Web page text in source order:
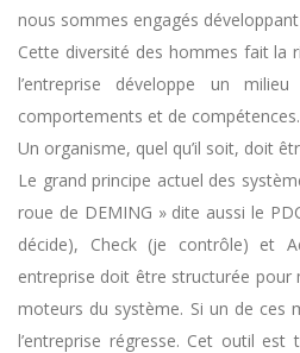
nous sommes engagés développant
Cette diversité des hommes fait la
l’entreprise développe un
comportements et de compétences.
Un organisme, quel qu’il soit, doit
Le grand principe actuel des
roue de DEMING » dite aussi le
décide), Check (je contrôle) et
entreprise doit être structurée
moteurs du système. Si un de ces
l’entreprise régresse. Cet outil